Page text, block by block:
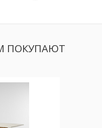
ПОКУПАЮТ